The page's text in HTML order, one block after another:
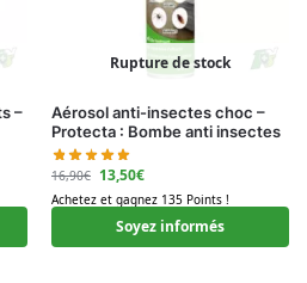
–
Rupture de stock
Aérosol anti-insectes choc –
Protecta : Bombe anti insectes
16,90€ 13,50€
Achetez et gagnez 135 Points !
Soyez informés